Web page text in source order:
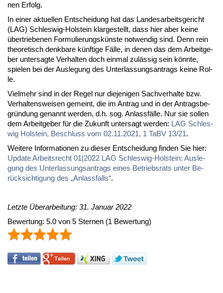
nen Er­folg.
In ei­ner ak­tu­el­len Ent­schei­dung hat das Lan­des­ar­beits­ge­richt
(LAG) Schles­wig-Hol­stein klar­ge­stellt, dass hier aber kei­ne
über­trie­be­nen For­mu­lie­rungs­küns­te not­wen­dig sind. Denn rein
theo­re­tisch denk­ba­re künf­ti­ge Fäl­le, in de­nen das dem Ar­beit­ge­
ber un­ter­sag­te Ver­hal­ten doch ein­mal zu­läs­sig sein könn­te,
spie­len bei der Aus­le­gung des Un­ter­las­sungs­an­trags kei­ne Rol­
le.
Viel­mehr sind in der Re­gel nur die­je­ni­gen Sach­ver­hal­te bzw.
Ver­hal­tens­wei­sen ge­meint, die im An­trag und in der An­trags­be­
grün­dung ge­nannt wer­den, d.h. sog. An­lass­fäl­le. Nur sie sol­len
dem Ar­beit­ge­ber für die Zu­kunft un­ter­sagt wer­den: LAG Schles­
wig Hol­stein, Be­schluss vom 02.11.2021, 1 TaBV 13/21.
Wei­te­re In­for­ma­tio­nen zu die­ser Ent­schei­dung fin­den Sie hier:
Up­date Ar­beits­recht 01|2022 LAG Schles­wig-Hol­stein: Aus­le­
gung des Un­ter­las­sungs­an­trags ei­nes Be­triebs­rats un­ter Be­
rück­sich­ti­gung des „An­lass­falls“.
Letzte Überarbeitung: 31. Januar 2022
Bewertung: 5.0 von 5 Sternen (1 Bewertung)